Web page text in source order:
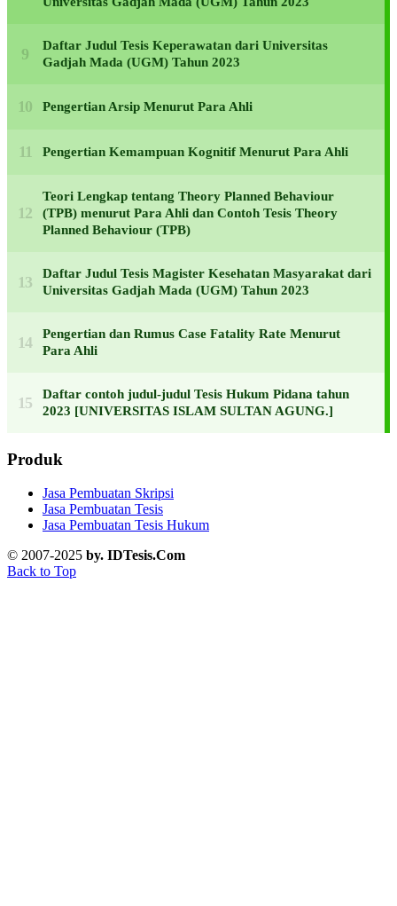
Daftar Judul Tesis Keperawatan dari Universitas
Gadjah Mada (UGM) Tahun 2023
Pengertian Arsip Menurut Para Ahli
Pengertian Kemampuan Kognitif Menurut Para Ahli
Teori Lengkap tentang Theory Planned Behaviour
(TPB) menurut Para Ahli dan Contoh Tesis Theory
Planned Behaviour (TPB)
Daftar Judul Tesis Magister Kesehatan Masyarakat dari
Universitas Gadjah Mada (UGM) Tahun 2023
Pengertian dan Rumus Case Fatality Rate Menurut
Para Ahli
Daftar contoh judul-judul Tesis Hukum Pidana tahun
2023 [UNIVERSITAS ISLAM SULTAN AGUNG.]
Produk
Jasa Pembuatan Skripsi
Jasa Pembuatan Tesis
Jasa Pembuatan Tesis Hukum
© 2007-2025 by. IDTesis.Com
Back to Top